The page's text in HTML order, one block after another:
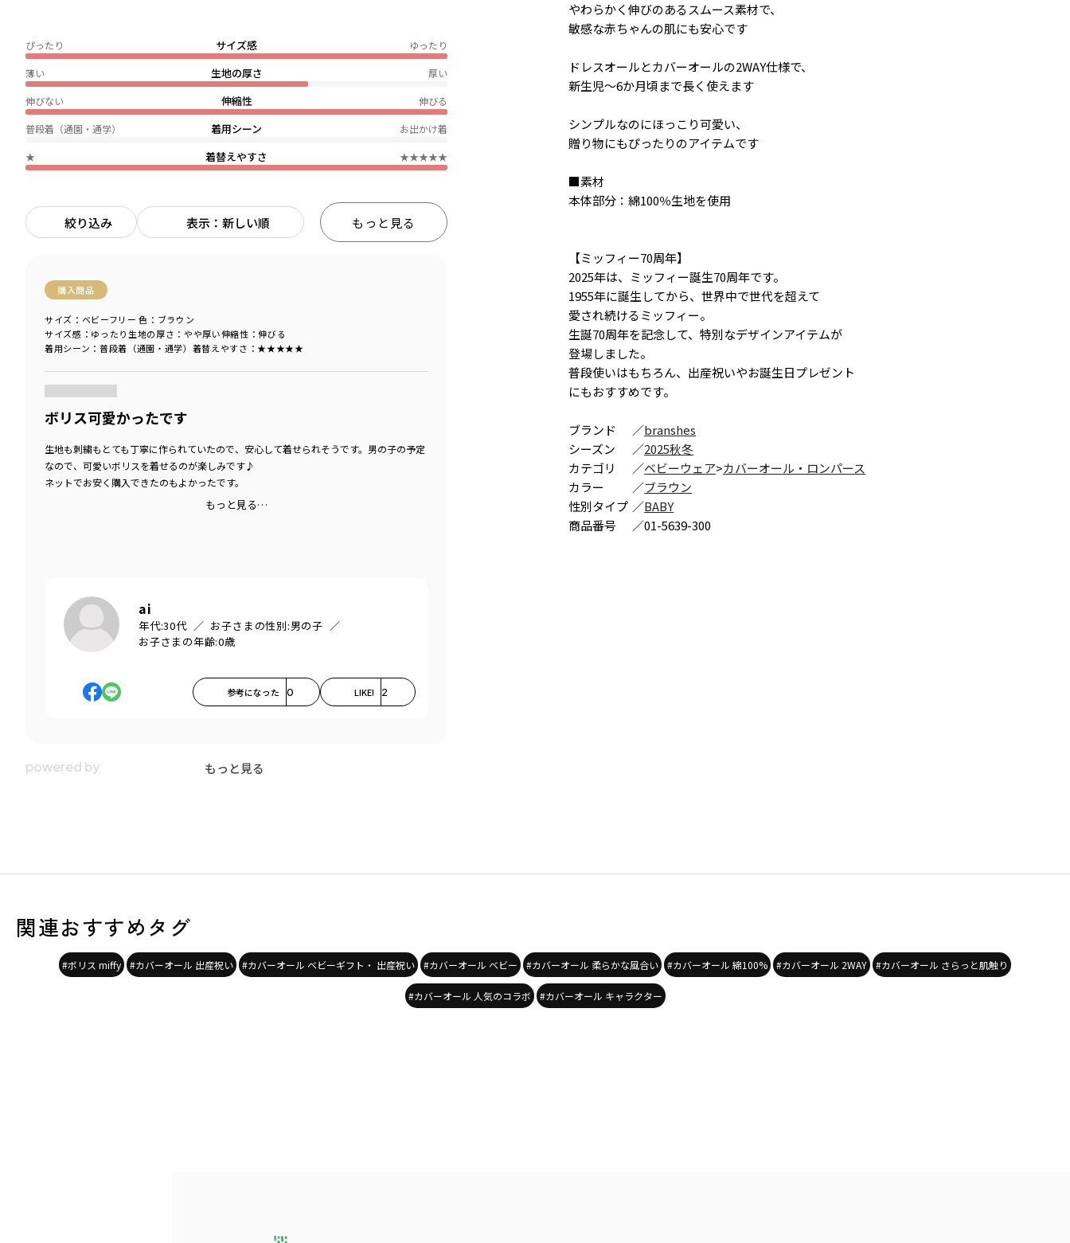
サイズ感
ぴったり ゆったり
生地の厚さ
薄い 厚い
伸縮性
伸びない 伸びる
着用シーン
普段着（通園・通学） お出かけ着
着替えやすさ
★ ★★★★★
絞り込み 表示：新しい順 もっと見る
購入商品
サイズ感 ：ゆったり 生地の厚さ ：やや厚い伸縮性 ：伸びる
着用シーン ：普段着（通園・通学） 着替えやすさ ：★★★★★
サイズ：ベビーフリー 色：ブラウン
ボリス可愛かったです
生地も刺繍もとても丁寧に作られていたので、安心して着せられそうです。男の子の予定
なので、可愛いボリスを着せるのが楽しみです♪
ネットでお安く購入できたのもよかったです。
もっと見る…
ai
年代:30代 お子さまの性別:男の子
お子さまの年齢:0歳
参考になった 0 LIKE! 2
もっと見る
やわらかく伸びのあるスムース素材で、
敏感な赤ちゃんの肌にも安心です
ドレスオールとカバーオールの2WAY仕様で、
新生児～6か月頃まで長く使えます
シンプルなのにほっこり可愛い、
贈り物にもぴったりのアイテムです
■素材
本体部分：綿100％生地を使用
【ミッフィー70周年】
2025年は、ミッフィー誕生70周年です。
1955年に誕生してから、世界中で世代を超えて
愛され続けるミッフィー。
生誕70周年を記念して、特別なデザインアイテムが
登場しました。
普段使いはもちろん、出産祝いやお誕生日プレゼント
にもおすすめです。
ブランド ／branshes
シーズン
／2025秋冬
カテゴリ
／ベビーウェア>カバーオール・ロンパース
カラー
／ブラウン
性別タイプ ／BABY
商品番号
／01-5639-300
関連おすすめタグ
#ボリス miffy #カバーオール 出産祝い #カバーオール ベビーギフト・ 出産祝い #カバーオール ベビー #カバーオール 柔らかな風合い #カバーオール 綿100% #カバーオール 2WAY #カバーオール さらっと肌触り
#カバーオール 人気のコラボ #カバーオール キャラクター